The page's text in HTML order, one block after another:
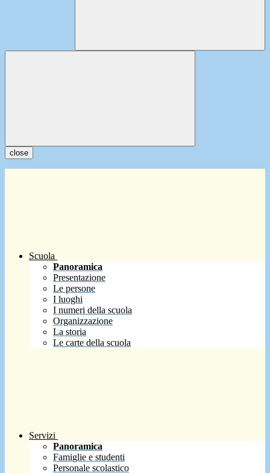
close
Scuola
Panoramica
Presentazione
Le persone
I luoghi
I numeri della scuola
Organizzazione
La storia
Le carte della scuola
Servizi
Panoramica
Famiglie e studenti
Personale scolastico